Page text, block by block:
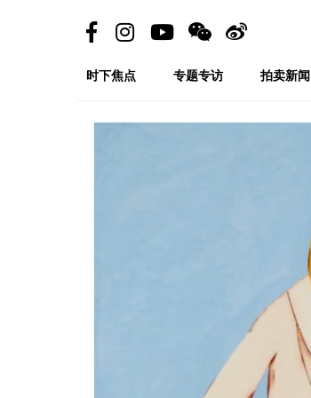
时下焦点 专题专访 拍卖新闻